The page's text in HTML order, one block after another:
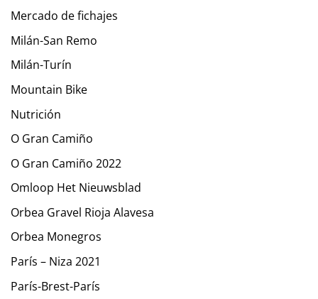
Mercado de fichajes
Milán-San Remo
Milán-Turín
Mountain Bike
Nutrición
O Gran Camiño
O Gran Camiño 2022
Omloop Het Nieuwsblad
Orbea Gravel Rioja Alavesa
Orbea Monegros
París – Niza 2021
París-Brest-París